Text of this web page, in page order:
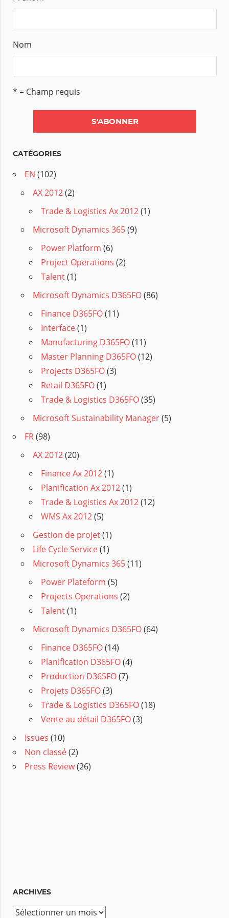
Nom
* = Champ requis
CATÉGORIES
EN (102)
AX 2012(2)
Trade & Logistics Ax 2012(1)
Microsoft Dynamics 365(9)
Power Platform (6)
Project Operations (2)
Talent(1)
Microsoft Dynamics D365FO(86)
Finance D365FO(11)
Interface(1)
Manufacturing D365FO(11)
Master Planning D365FO(12)
Projects D365FO(3)
Retail D365FO(1)
Trade & Logistics D365FO(35)
Microsoft Sustainability Manager(5)
FR(98)
AX 2012(20)
Finance Ax 2012(1)
Planification Ax 2012(1)
Trade & Logistics Ax 2012(12)
WMS Ax 2012(5)
Gestion de projet(1)
Life Cycle Service(1)
Microsoft Dynamics 365(11)
Power Plateform (5)
Projects Operations (2)
Talent(1)
Microsoft Dynamics D365FO(64)
Finance D365FO(14)
Planification D365FO(4)
Production D365FO(7)
Projets D365FO(3)
Trade & Logistics D365FO(18)
Vente au détail D365FO(3)
Issues (10)
Non classé(2)
Press Review(26)
ARCHIVES
A